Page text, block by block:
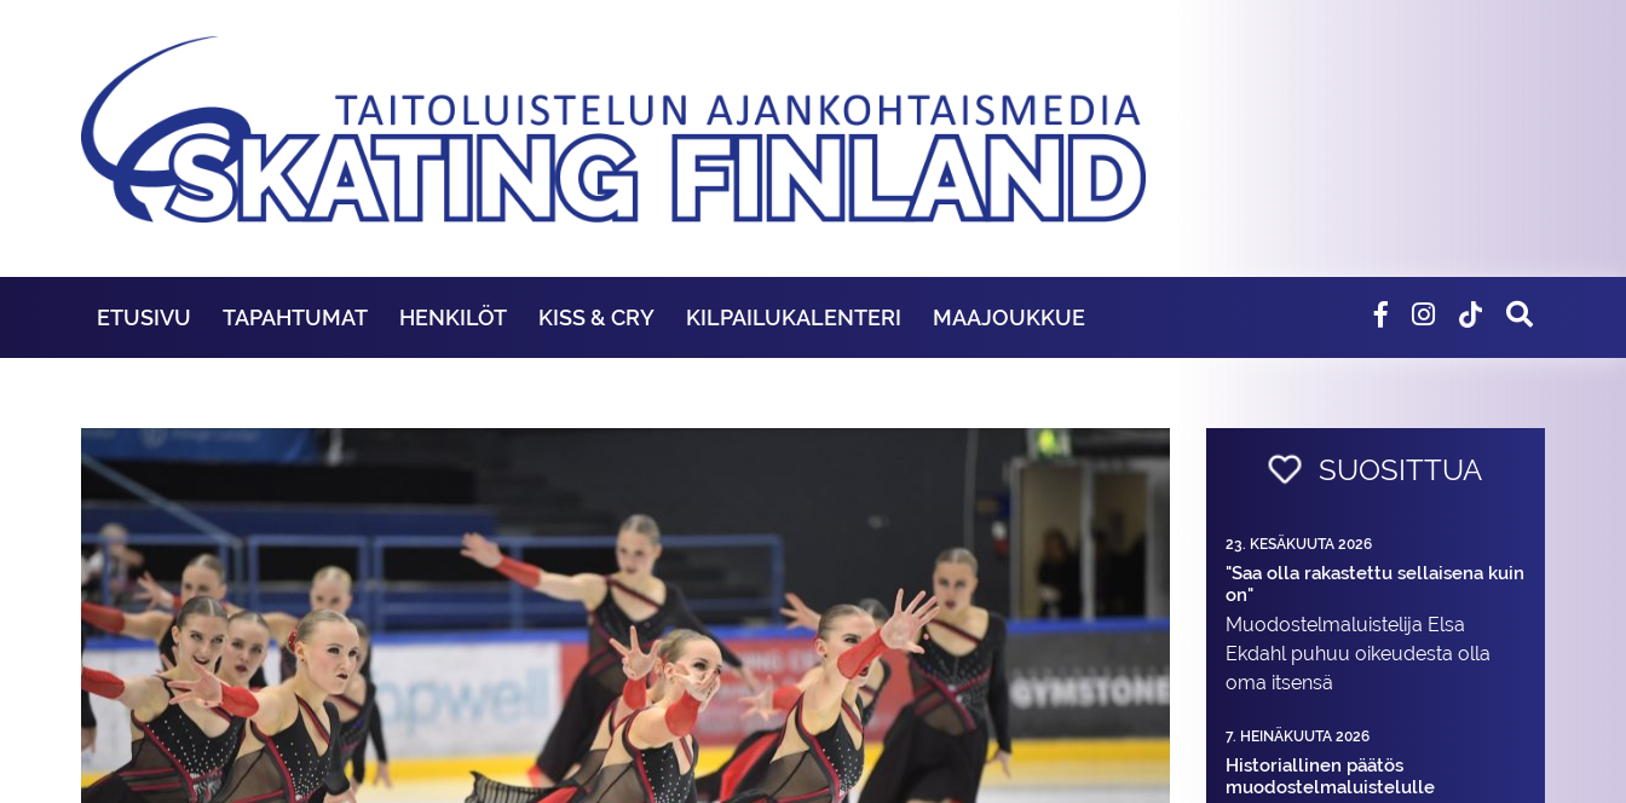
ETUSIVU TAPAHTUMAT HENKILÖT KISS & CRY KILPAILUKALENTERI MAAJOUKKUE
SUOSITTUA
23. KESÄKUUTA 2026
"Saa olla rakastettu sellaisena kuin
on"
Muodostelma­luistelija Elsa
Ekdahl puhuu oikeudesta olla
oma itsensä
7. HEINÄKUUTA 2026
Historiallinen päätös
muodostelmaluistelulle